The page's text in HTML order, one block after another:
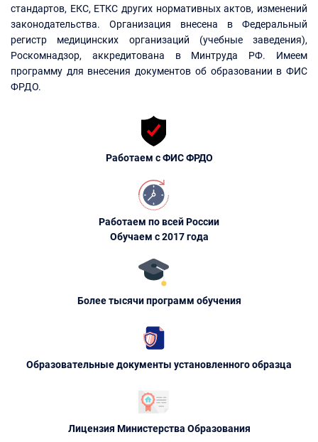
стандартов, ЕКС, ЕТКС других нормативных актов, изменений
законодательства. Организация внесена в Федеральный
регистр медицинских организаций (учебные заведения),
Роскомнадзор, аккредитована в Минтруда РФ. Имеем
программу для внесения документов об образовании в ФИС
ФРДО.
Работаем с ФИС ФРДО
Работаем по всей России
Обучаем с 2017 года
Более тысячи программ обучения
Образовательные документы установленного образца
Лицензия Министерства Образования